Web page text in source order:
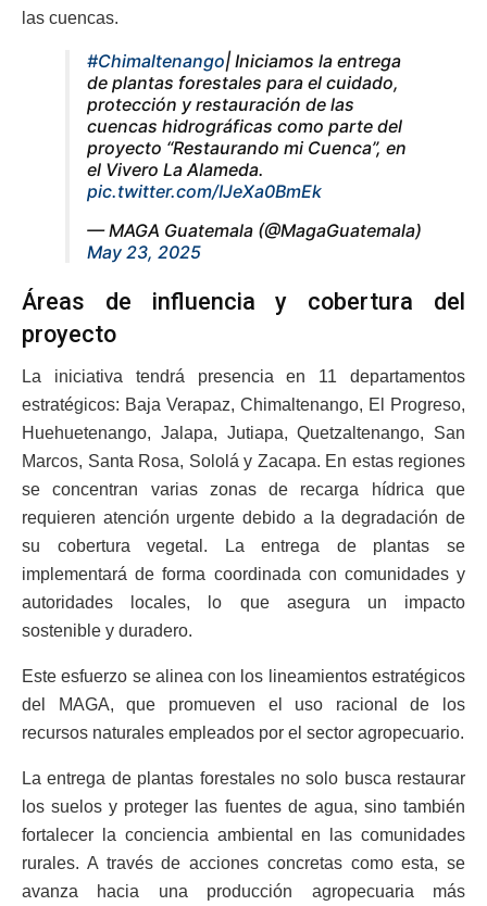
las cuencas.
#Chimaltenango| Iniciamos la entrega
de plantas forestales para el cuidado,
protección y restauración de las
cuencas hidrográficas como parte del
proyecto “Restaurando mi Cuenca”, en
el Vivero La Alameda.
pic.twitter.com/IJeXa0BmEk
— MAGA Guatemala (@MagaGuatemala)
May 23, 2025
Áreas de influencia y cobertura del
proyecto
La iniciativa tendrá presencia en 11 departamentos
estratégicos: Baja Verapaz, Chimaltenango, El Progreso,
Huehuetenango, Jalapa, Jutiapa, Quetzaltenango, San
Marcos, Santa Rosa, Sololá y Zacapa. En estas regiones
se concentran varias zonas de recarga hídrica que
requieren atención urgente debido a la degradación de
su cobertura vegetal. La entrega de plantas se
implementará de forma coordinada con comunidades y
autoridades locales, lo que asegura un impacto
sostenible y duradero.
Este esfuerzo se alinea con los lineamientos estratégicos
del MAGA, que promueven el uso racional de los
recursos naturales empleados por el sector agropecuario.
La entrega de plantas forestales no solo busca restaurar
los suelos y proteger las fuentes de agua, sino también
fortalecer la conciencia ambiental en las comunidades
rurales. A través de acciones concretas como esta, se
avanza hacia una producción agropecuaria más